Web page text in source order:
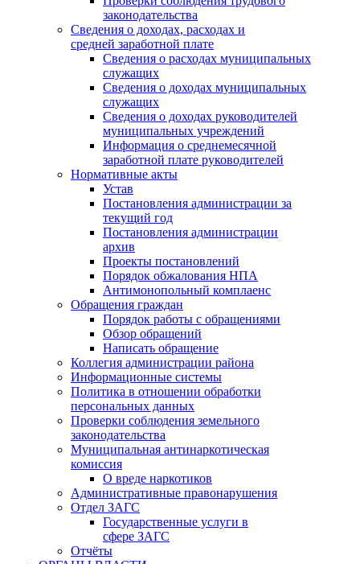
законодательства
Сведения о доходах, расходах и
средней заработной плате
Сведения о расходах муниципальных
служащих
Сведения о доходах муниципальных
служащих
Сведения о доходах руководителей
муниципальных учреждений
Информация о среднемесячной
заработной плате руководителей
Нормативные акты
Устав
Постановления администрации за
текущий год
Постановления администрации
архив
Проекты постановлений
Порядок обжалования НПА
Антимонопольный комплаенс
Обращения граждан
Порядок работы с обращениями
Обзор обращений
Написать обращение
Коллегия администрации района
Информационные системы
Политика в отношении обработки
персональных данных
Проверки соблюдения земельного
законодательства
Муниципальная антинаркотическая
комиссия
О вреде наркотиков
Административные правонарушения
Отдел ЗАГС
Государственные услуги в
сфере ЗАГС
Отчёты